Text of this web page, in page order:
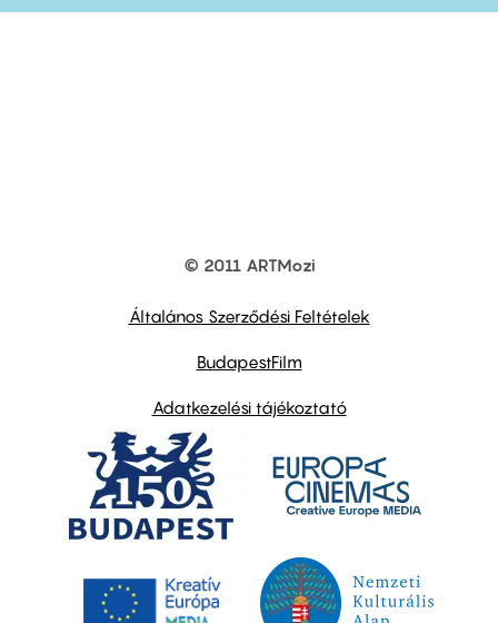
© 2011 ARTMozi
Általános Szerződési Feltételek
BudapestFilm
Adatkezelési tájékoztató